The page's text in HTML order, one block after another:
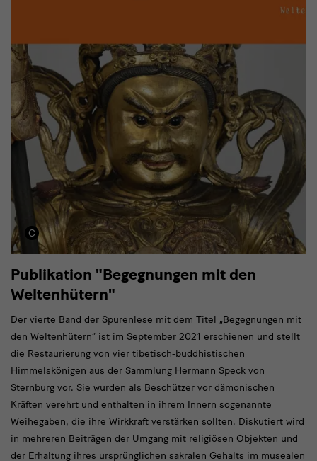
Publikation "Begegnungen mit den
Weltenhütern"
Der vierte Band der Spurenlese mit dem Titel „Begegnungen mit
den Weltenhütern“ ist im September 2021 erschienen und stellt
die Restaurierung von vier tibetisch-buddhistischen
Himmelskönigen aus der Sammlung Hermann Speck von
Sternburg vor. Sie wurden als Beschützer vor dämonischen
Kräften verehrt und enthalten in ihrem Innern sogenannte
Weihegaben, die ihre Wirkkraft verstärken sollten. Diskutiert wird
in mehreren Beiträgen der Umgang mit religiösen Objekten und
der Erhaltung ihres ursprünglichen sakralen Gehalts im musealen